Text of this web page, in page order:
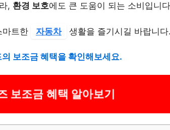
, 환경 보호에도 큰 도움이 되는 소비입니
마트한 자동차 생활을 즐기시길 바랍니다.
보조금 혜택을 확인해보세요.
보조금 혜택 알아보기